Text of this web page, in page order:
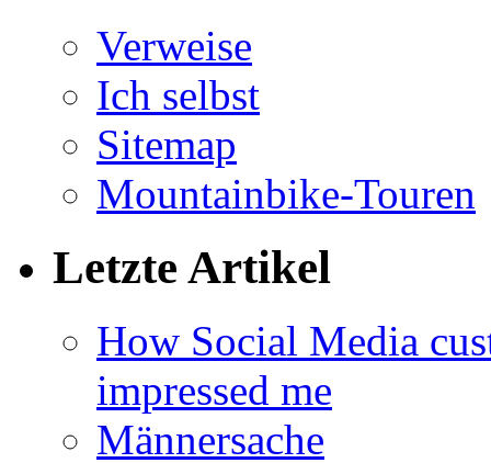
Verweise
Ich selbst
Sitemap
Mountainbike-Touren
Letzte Artikel
How Social Media
impressed me
Männersache